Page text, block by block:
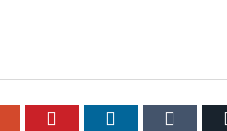
Google+ Pinterest LinkedIn